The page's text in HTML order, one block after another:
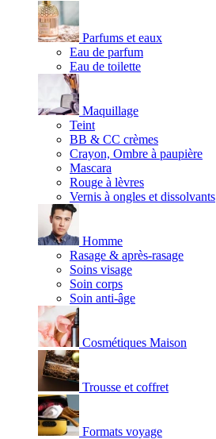
Parfums et eaux
Eau de parfum
Eau de toilette
Maquillage
Teint
BB & CC crèmes
Crayon, Ombre à paupière
Mascara
Rouge à lèvres
Vernis à ongles et dissolvants
Homme
Rasage & après-rasage
Soins visage
Soin corps
Soin anti-âge
Cosmétiques Maison
Trousse et coffret
Formats voyage